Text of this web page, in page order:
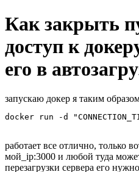
Как закрыть
доступ к
его в
запускаю докер я таким
docker run -d
работает все отлично, только
мой_ip:3000 и любой туда
перезагрузки сервера его